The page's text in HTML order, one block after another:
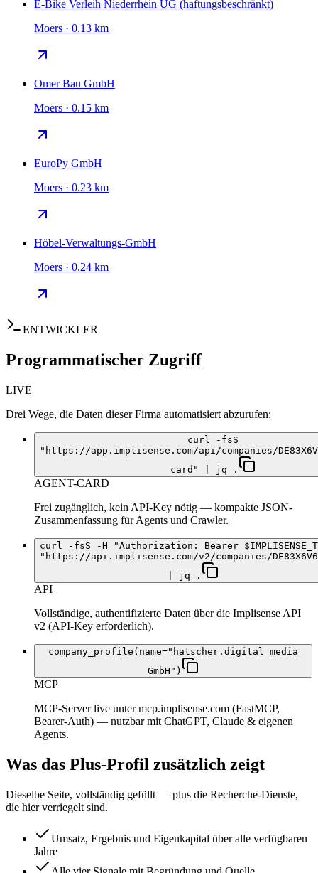
E-Bike Verleih Niederrhein UG (haftungsbeschränkt)
Moers · 0.13 km
Omer Bau GmbH
Moers · 0.15 km
EuroPy GmbH
Moers · 0.23 km
Höbel-Verwaltungs-GmbH
Moers · 0.24 km
ENTWICKLER
Programmatischer Zugriff
LIVE
Drei Wege, die Daten dieser Firma automatisiert abzurufen:
curl -fsS
"https://app.implisense.com/api/companies/
card" | jq .
AGENT-CARD
Frei zugänglich, kein API-Key nötig — kompakte JSON-
Zusammenfassung für Agents und Crawler.
curl -fsS -H "Authorization: Bearer
"https://api.implisense.com/v2/companies/
| jq .
API
Vollständige, authentifizierte Daten über die Implisense API
v2 (API-Key erforderlich).
company_profile(name="hatscher.digital media
GmbH")
MCP
MCP-Server live unter mcp.implisense.com (FastMCP,
Bearer-Auth) — nutzbar mit ChatGPT, Claude & eigenen
Agents.
Was das Plus-Profil zusätzlich zeigt
Dieselbe Seite, vollständig gefüllt — plus die Recherche-Dienste,
die hier verriegelt sind.
Umsatz, Ergebnis und Eigenkapital über alle verfügbaren
Jahre